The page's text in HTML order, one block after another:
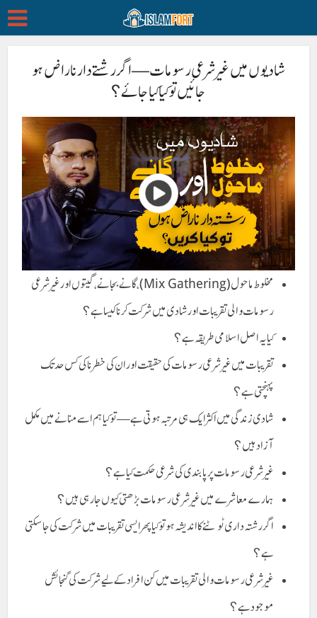
شادیوں میں غیر شرعی رسومات — اگر رشتے دار ناراض ہو
جائیں تو کیا کیا جائے؟
مخلوط ماحول (Mix Gathering)، گانے بجانے، گیتوں اور غیر شرعی
رسومات والی تقریبات اور شادی میں شرکت کرنا کیسا ہے؟
کیا یہ اصل اسلامی طریقہ ہے؟
تقریبات میں غیر شرعی رسومات کی حقیقت اور ان کی خطرناکی کس حد تک
پہنچتی ہے؟
شادی زندگی میں اکثر ایک ہی مرتبہ ہوتی ہے — تو کیا ہم اسے منانے میں مکمل
آزاد ہیں؟
غیر شرعی رسومات پر پابندی کی شرعی حکمت کیا ہے؟
ہمارے معاشرے میں غیر شرعی رسومات بڑھتی کیوں جا رہی ہیں؟
اگر رشتہ داری ٹوٹنے کا اندیشہ ہو تو کیا پھر ایسی تقریبات میں شرکت کی جا سکتی
ہے؟
غیر شرعی رسومات والی تقریبات میں کن افراد کے لیے شرکت کی گنجائش
موجود ہے؟